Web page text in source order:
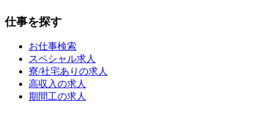
仕事を探す
お仕事検索
スペシャル求人
寮/社宅ありの求人
高収入の求人
期間工の求人